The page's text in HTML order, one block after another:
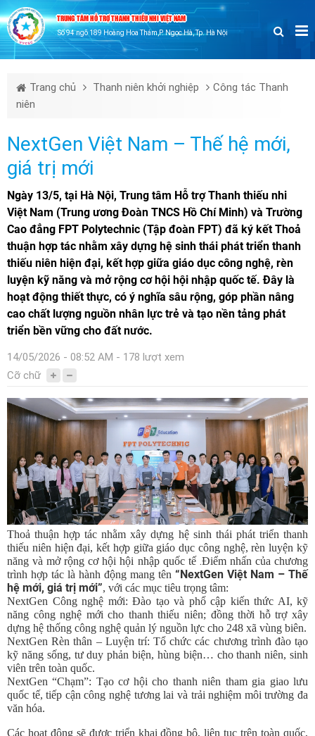
TRUNG TÂM HỖ TRỢ THANH THIẾU NHI VIỆT NAM
Số 94 ngõ 189 Hoàng Hoa Thám,P. Ngọc Hà, Tp. Hà Nội
Trang chủ Thanh niên khởi nghiệp
Công tác Thanh
niên
NextGen Việt Nam – Thế hệ mới,
giá trị mới
Ngày 13/5, tại Hà Nội, Trung tâm Hỗ trợ Thanh thiếu nhi
Việt Nam (Trung ương Đoàn TNCS Hồ Chí Minh) và Trường
Cao đẳng FPT Polytechnic (Tập đoàn FPT) đã ký kết Thoả
thuận hợp tác nhằm xây dựng hệ sinh thái phát triển thanh
thiếu niên hiện đại, kết hợp giữa giáo dục công nghệ, rèn
luyện kỹ năng và mở rộng cơ hội hội nhập quốc tế. Đây là
hoạt động thiết thực, có ý nghĩa sâu rộng, góp phần nâng
cao chất lượng nguồn nhân lực trẻ và tạo nền tảng phát
triển bền vững cho đất nước.
14/05/2026 - 08:52 AM - 178 lượt xem
Cỡ chữ
Thoả thuận hợp tác nhằm xây dựng hệ sinh thái phát triển thanh
thiếu niên hiện đại, kết hợp giữa giáo dục công nghệ, rèn luyện kỹ
năng và mở rộng cơ hội hội nhập quốc tế .Điểm nhấn của chương
trình hợp tác là hành động mang tên “NextGen Việt Nam – Thế
hệ mới, giá trị mới”, với các mục tiêu trọng tâm:
NextGen Công nghệ mới: Đào tạo và phổ cập kiến thức AI, kỹ
năng công nghệ mới cho thanh thiếu niên; đồng thời hỗ trợ xây
dựng hệ thống công nghệ quản lý nguồn lực cho 248 xã vùng biên.
NextGen Rèn thân – Luyện trí: Tổ chức các chương trình đào tạo
kỹ năng sống, tư duy phản biện, hùng biện… cho thanh niên, sinh
viên trên toàn quốc.
NextGen “Chạm”: Tạo cơ hội cho thanh niên tham gia giao lưu
quốc tế, tiếp cận công nghệ tương lai và trải nghiệm môi trường đa
văn hóa.
Các hoạt động sẽ được triển khai đồng bộ, liên tục trên toàn quốc,